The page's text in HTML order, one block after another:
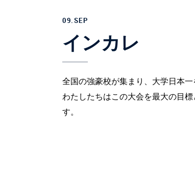
09.SEP
インカレ
全国の強豪校が集まり、大学日本一
わたしたちはこの大会を最大の目
す。